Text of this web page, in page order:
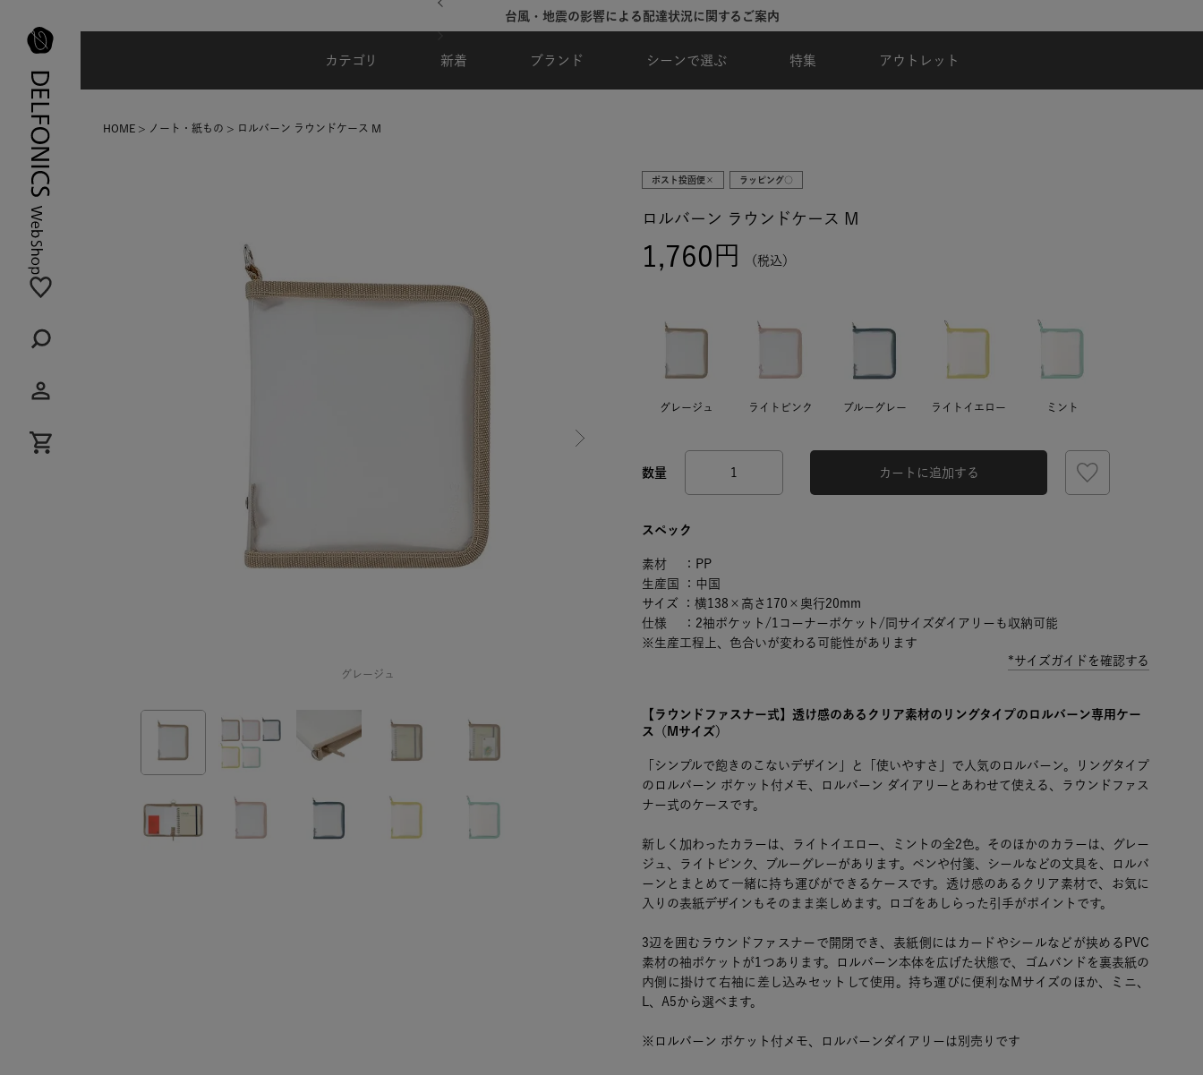
台風・地震の影響による配達状況に関するご案内
カテゴリ 新着 ブランド シーンで選ぶ 特集 アウトレット
HOME ノート・紙もの ロルバーン ラウンドケース M
グレージュ
ポスト投函便× ラッピング○
ロルバーン ラウンドケース M
1,760 税込
グレージュ ライトピンク ブルーグレー ライトイエロー ミント
カートに追加する
スペック
素材 ：PP
生産国 ：中国
サイズ ：横138×高さ170×奥行20mm
仕様 ：2袖ポケット/1コーナーポケット/同サイズダイアリーも収納可能
※生産工程上、色合いが変わる可能性があります
*サイズガイドを確認する
【ラウンドファスナー式】透け感のあるクリア素材のリングタイプのロルバーン専用ケー
ス（Mサイズ）
「シンプルで飽きのこないデザイン」と「使いやすさ」で人気のロルバーン。リングタイプ
のロルバーン ポケット付メモ、ロルバーン ダイアリーとあわせて使える、ラウンドファス
ナー式のケースです。
新しく加わったカラーは、ライトイエロー、ミントの全2色。そのほかのカラーは、グレー
ジュ、ライトピンク、ブルーグレーがあります。ペンや付箋、シールなどの文具を、ロルバ
ーンとまとめて一緒に持ち運びができるケースです。透け感のあるクリア素材で、お気に
入りの表紙デザインもそのまま楽しめます。ロゴをあしらった引手がポイントです。
3辺を囲むラウンドファスナーで開閉でき、表紙側にはカードやシールなどが挟めるPVC
素材の袖ポケットが1つあります。ロルバーン本体を広げた状態で、ゴムバンドを裏表紙の
内側に掛けて右袖に差し込みセットして使用。持ち運びに便利なMサイズのほか、ミニ、
L、A5から選べます。
※ロルバーン ポケット付メモ、ロルバーンダイアリーは別売りです